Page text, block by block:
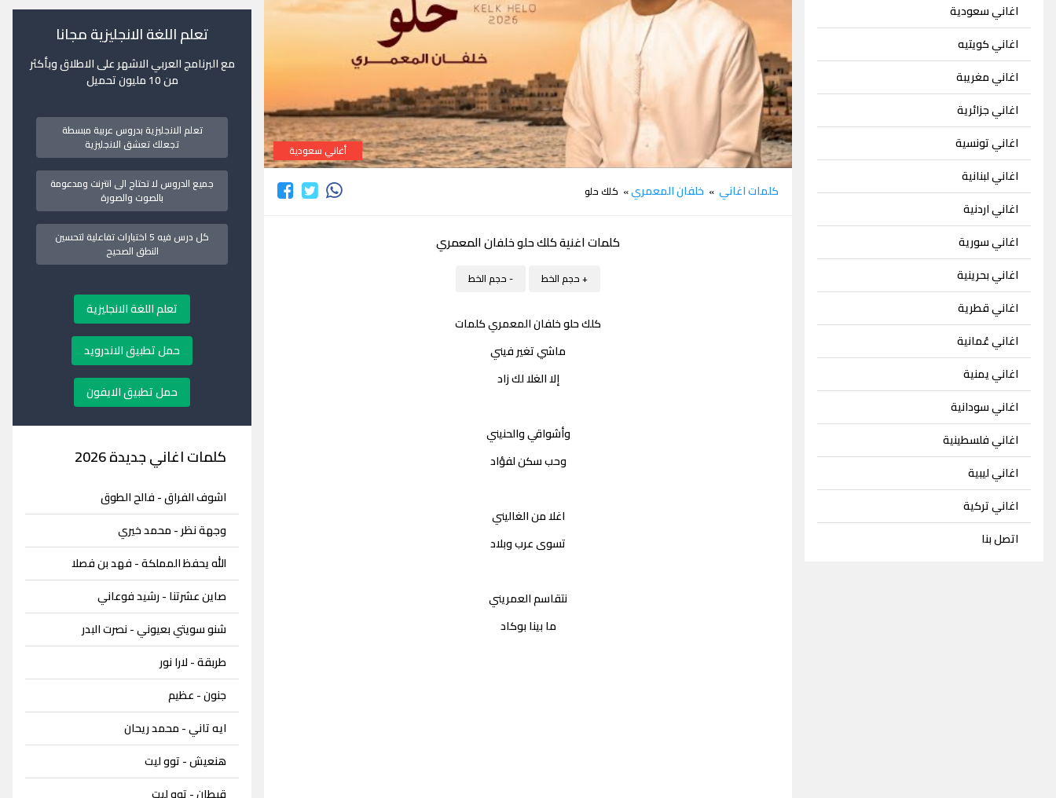
اغاني سعودية
اغاني كويتيه
اغاني مغريبة
اغاني جزائرية
اغاني تونسية
اغاني لبنانية
اغاني اردنية
اغاني سورية
اغاني بحرينية
اغاني قطرية
اغاني عُمانية
اغاني يمنية
اغاني سودانية
اغاني فلسطينية
اغاني ليبية
اغاني تركية
اتصل بنا
أغاني سعودية
كلمات اغاني » خلفان المعمري» كلك حلو
كلمات اغنية كلك حلو خلفان المعمري
+ حجم الخط - حجم الخط
كلك حلو خلفان المعمري كلمات
ماشي تغير فيني
إلا الغلا لك زاد
وأشواقي والحنيني
وحب سكن لفؤاد
اغلا من الغاليني
تسوى عرب وبلاد
نتقاسم العمريني
ما بينا بوكاد
تعلم اللغة الانجليزية مجانا
مع البرنامج العربي الاشهر على الاطلاق وبأكثر
من 10 مليون تحميل
تعلم الانجليزية بدروس عربية مبسطة
تجعلك تعشق الانجليزية
جميع الدروس لا تحتاج الى انترنت ومدعومة
بالصوت والصورة
كل درس فيه 5 اختبارات تفاعلية لتحسين
النطق الصحيح
تعلم اللغة الانجليزية
حمل تطبيق الاندرويد
حمل تطبيق الايفون
كلمات اغاني جديدة 2026
اشوف الفراق - فالح الطوق
وجهة نظر - محمد خيري
الله يحفظ المملكة - فهد بن فصلا
صاين عشرتنا - رشيد فوعاني
شنو سويتي بعيوني - نصرت البدر
طربقة - لارا نور
جنون - عظيم
ايه تاني - محمد ريحان
هنعيش - توو ليت